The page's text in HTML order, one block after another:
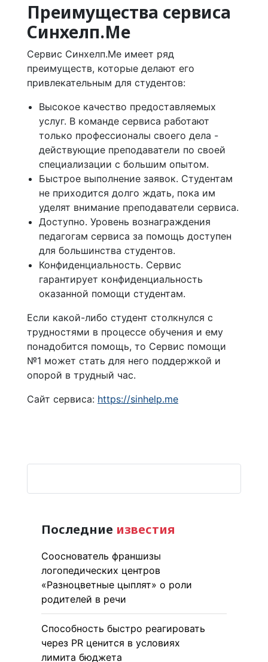
Преимущества сервиса
Синхелп.Ме
Сервис Синхелп.Ме имеет ряд
преимуществ, которые делают его
привлекательным для студентов:
Высокое качество предоставляемых
услуг. В команде сервиса работают
только профессионалы своего дела -
действующие преподаватели по своей
специализации с большим опытом.
Быстрое выполнение заявок. Студентам
не приходится долго ждать, пока им
уделят внимание преподаватели сервиса.
Доступно. Уровень вознаграждения
педагогам сервиса за помощь доступен
для большинства студентов.
Конфиденциальность. Сервис
гарантирует конфиденциальность
оказанной помощи студентам.
Если какой-либо студент столкнулся с
трудностями в процессе обучения и ему
понадобится помощь, то Сервис помощи
№1 может стать для него поддержкой и
опорой в трудный час.
Сайт сервиса: https://sinhelp.me
Последние известия
Сооснователь франшизы
логопедических центров
«Разноцветные цыплят» о роли
родителей в речи
Способность быстро реагировать
через PR ценится в условиях
лимита бюджета